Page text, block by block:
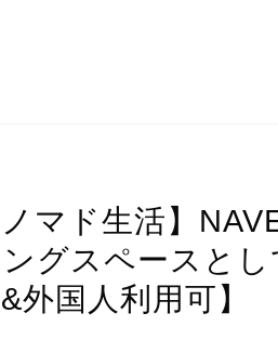
ノマド生活】
グスペースと
&外国人利用可】